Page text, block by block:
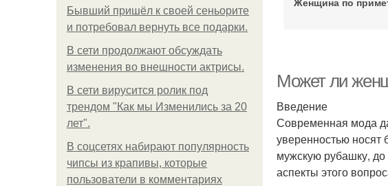
Бывший пришёл к своей сеньорите
и потребовал вернуть все подарки.
В сети продолжают обсуждать
изменения во внешности актрисы.
В сети вирусится ролик под
трендом "Как мы Изменились за 20
лет".
В соцсетях набирают популярность
чипсы из крапивы, которые
пользователи в комментариях
Может ли
Введение
Современная мода
уверенностью
мужскую рубашку,
аспекты этого